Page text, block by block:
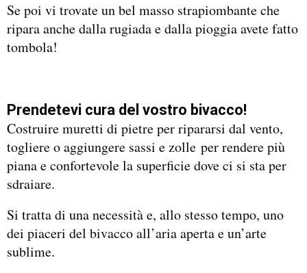
Se poi vi trovate un bel masso strapiombante che
ripara anche dalla rugiada e dalla pioggia avete fatto
tombola!
Prendetevi cura del vostro bivacco!
Costruire muretti di pietre per ripararsi dal vento,
togliere o aggiungere sassi e zolle per rendere più
piana e confortevole la superficie dove ci si sta per
sdraiare.
Si tratta di una necessità e, allo stesso tempo, uno
dei piaceri del bivacco all’aria aperta e un’arte
sublime.